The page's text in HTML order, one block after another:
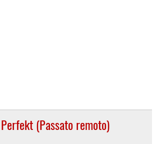
(Passato remoto)